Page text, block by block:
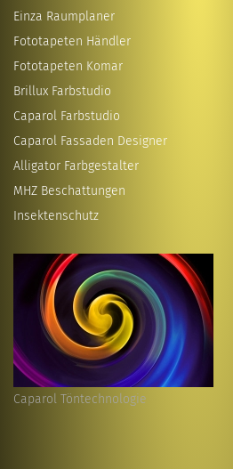
Einza Raumplaner
Fototapeten Händler
Fototapeten Komar
Brillux Farbstudio
Caparol Farbstudio
Caparol Fassaden Designer
Alligator Farbgestalter
MHZ Beschattungen
Insektenschutz
Caparol Töntechnologie